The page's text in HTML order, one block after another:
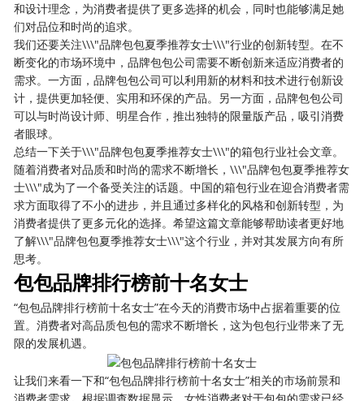
和设计理念，为消费者提供了更多选择的机会，同时也能够满足她
们对品位和时尚的追求。
我们还要关注\\\"品牌包包夏季推荐女士\\\"行业的创新转型。在不
断变化的市场环境中，品牌包包公司需要不断创新来适应消费者的
需求。一方面，品牌包包公司可以利用新的材料和技术进行创新设
计，提供更加轻便、实用和环保的产品。另一方面，品牌包包公司
可以与时尚设计师、明星合作，推出独特的限量版产品，吸引消费
者眼球。
总结一下关于\\\"品牌包包夏季推荐女士\\\"的箱包行业社会文章。
随着消费者对品质和时尚的需求不断增长，\\\"品牌包包夏季推荐女
士\\\"成为了一个备受关注的话题。中国的箱包行业在迎合消费者需
求方面取得了不小的进步，并且通过多样化的风格和创新转型，为
消费者提供了更多元化的选择。希望这篇文章能够帮助读者更好地
了解\\\"品牌包包夏季推荐女士\\\"这个行业，并对其发展方向有所
思考。
包包品牌排行榜前十名女士
“包包品牌排行榜前十名女士”在今天的消费市场中占据着重要的位
置。消费者对高品质包包的需求不断增长，这为包包行业带来了无
限的发展机遇。
让我们来看一下和“包包品牌排行榜前十名女士”相关的市场前景和
消费者需求。根据调查数据显示，女性消费者对于包包的需求已经